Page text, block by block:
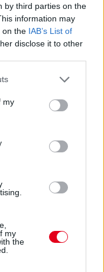
by third parties on the
information may
on the IAB’s List of
disclose it to other
or more Google
You may click to
third-party tags to
in below Google
my
my
the
egy áthajtásos
győzelmet! Yelloly
a VDS Panis
Kubica után
Mindkettő tankolt,
kiállásra! Kereket
az autóban. A #6-os
#51-es később.
csatában élen álló
gyorshajtás